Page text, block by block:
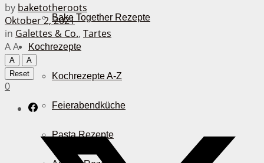
Bake Together Rezepte
Kochrezepte
Kochrezepte A-Z
Feierabendküche
Pasta Rezepte
by baketotheroots
Oktober 2, 2021
in Galettes & Co., Tartes
AA
A
A
Reset
0